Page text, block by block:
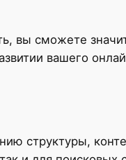
вы сможете
вашего
структуры,